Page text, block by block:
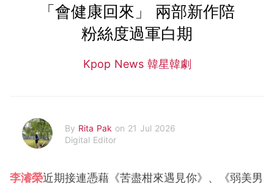
「會健康回來」 兩部新作陪
粉絲度過軍白期
Kpop News 韓星韓劇
By Rita Pak on 21 Jul 2026
Digital Editor
李濬榮近期接連憑藉《苦盡柑來遇見你》、《弱美男